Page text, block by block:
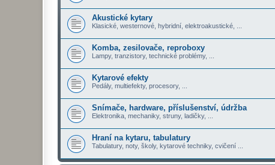
Akustické kytary
Klasické, westernové, hybridní, elektroakustické, ...
Komba, zesilovače, reproboxy
Lampy, tranzistory, technické problémy, ...
Kytarové efekty
Pedály, multiefekty, procesory, ...
Snímače, hardware, příslušenství, údržba
Elektronika, mechaniky, struny, ladičky, ...
Hraní na kytaru, tabulatury
Tabulatury, noty, školy, kytarové techniky, cvičení ...